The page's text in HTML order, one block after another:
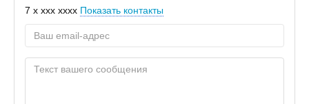
7 x xxx xxxx Показать контакты